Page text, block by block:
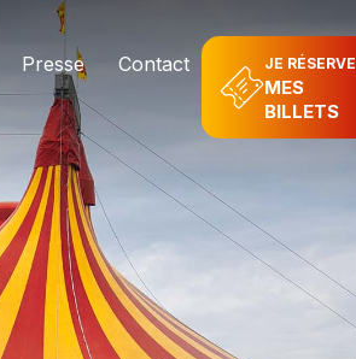
Presse Contact JE RÉSERVE
MES
BILLETS